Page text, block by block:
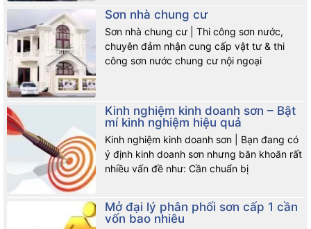
Sơn nhà chung cư
Sơn nhà chung cư | Thi công sơn nước,
chuyên đảm nhận cung cấp vật tư & thi
công sơn nước chung cư nội ngoại
Kinh nghiệm kinh doanh sơn – Bật
mí kinh nghiệm hiệu quả
Kinh nghiệm kinh doanh sơn | Bạn đang có
ý định kinh doanh sơn nhưng băn khoăn rất
nhiều vấn đề như: Cần chuẩn bị
Mở đại lý phân phối sơn cấp 1 cần
vốn bao nhiêu